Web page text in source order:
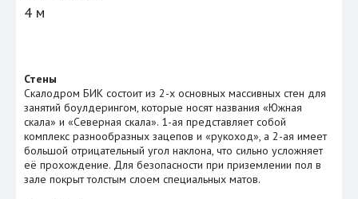
4 м
Стены
Скалодром БИК состоит из 2-х основных массивных стен для
занятий боулдерингом, которые носят названия «Южная
скала» и «Северная скала». 1-ая представляет собой
комплекс разнообразных зацепов и «рукоход», а 2-ая имеет
большой отрицательный угол наклона, что сильно усложняет
её прохождение. Для безопасности при приземлении пол в
зале покрыт толстым слоем специальных матов.